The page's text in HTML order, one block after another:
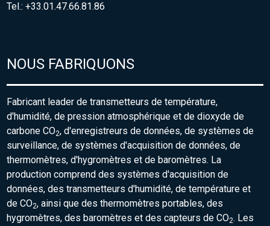
Tel.: +33.01.47.66.81.86
NOUS FABRIQUONS
Fabricant leader de transmetteurs de température,
d'humidité, de pression atmosphérique et de dioxyde de
carbone CO2, d'enregistreurs de données, de systèmes de
surveillance, de systèmes d'acquisition de données, de
thermomètres, d'hygromètres et de baromètres. La
production comprend des systèmes d'acquisition de
données, des transmetteurs d'humidité, de température et
de CO2, ainsi que des thermomètres portables, des
hygromètres, des baromètres et des capteurs de CO2. Les